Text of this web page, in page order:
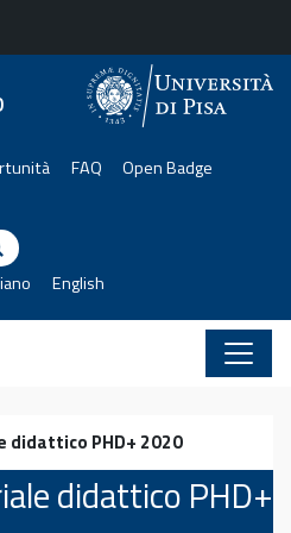
FAQ
Open Badge
Cerca
English
didattico PHD+ 2020
didattico PHD+